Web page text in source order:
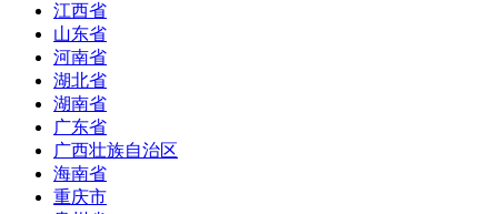
江西省
山东省
河南省
湖北省
湖南省
广东省
广西壮族自治区
海南省
重庆市